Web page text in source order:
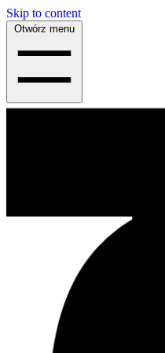
Skip to content
Otwórz menu